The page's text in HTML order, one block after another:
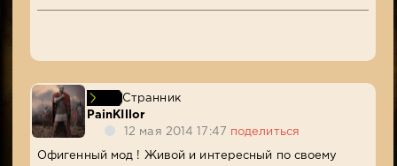
Странник
PainKIllor
12 мая 2014 17:47 поделиться
Офигенный мод ! Живой и интересный по своему